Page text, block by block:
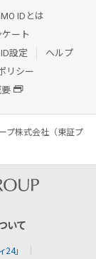
IDとは
ート
設定
ヘルプ
リシー
プ株式会社（東証プ
いて
」